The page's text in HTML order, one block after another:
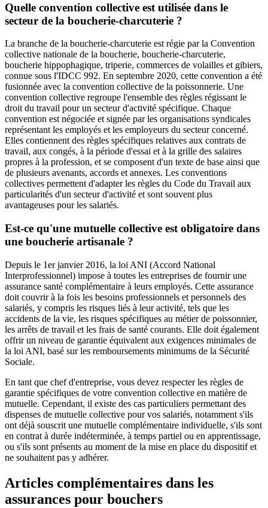
Quelle convention collective est utilisée dans le
secteur de la boucherie-charcuterie ?
La branche de la boucherie-charcuterie est régie par la Convention
collective nationale de la boucherie, boucherie-charcuterie,
boucherie hippophagique, triperie, commerces de volailles et gibiers,
connue sous l'IDCC 992. En septembre 2020, cette convention a été
fusionnée avec la convention collective de la poissonnerie. Une
convention collective regroupe l'ensemble des règles régissant le
droit du travail pour un secteur d'activité spécifique. Chaque
convention est négociée et signée par les organisations syndicales
représentant les employés et les employeurs du secteur concerné.
Elles contiennent des règles spécifiques relatives aux contrats de
travail, aux congés, à la période d'essai et à la grille des salaires
propres à la profession, et se composent d'un texte de base ainsi que
de plusieurs avenants, accords et annexes. Les conventions
collectives permettent d'adapter les règles du Code du Travail aux
particularités d'un secteur d'activité et sont souvent plus
avantageuses pour les salariés.
Est-ce qu'une mutuelle collective est obligatoire dans
une boucherie artisanale ?
Depuis le 1er janvier 2016, la loi ANI (Accord National
Interprofessionnel) impose à toutes les entreprises de fournir une
assurance santé complémentaire à leurs employés. Cette assurance
doit couvrir à la fois les besoins professionnels et personnels des
salariés, y compris les risques liés à leur activité, tels que les
accidents de la vie, les risques spécifiques au métier de poissonnier,
les arrêts de travail et les frais de santé courants. Elle doit également
offrir un niveau de garantie équivalent aux exigences minimales de
la loi ANI, basé sur les remboursements minimums de la Sécurité
Sociale.
En tant que chef d'entreprise, vous devez respecter les règles de
garantie spécifiques de votre convention collective en matière de
mutuelle. Cependant, il existe des cas particuliers permettant des
dispenses de mutuelle collective pour vos salariés, notamment s'ils
ont déjà souscrit une mutuelle complémentaire individuelle, s'ils sont
en contrat à durée indéterminée, à temps partiel ou en apprentissage,
ou s'ils sont présents au moment de la mise en place du dispositif et
ne souhaitent pas y adhérer.
Articles complémentaires dans les
assurances pour bouchers